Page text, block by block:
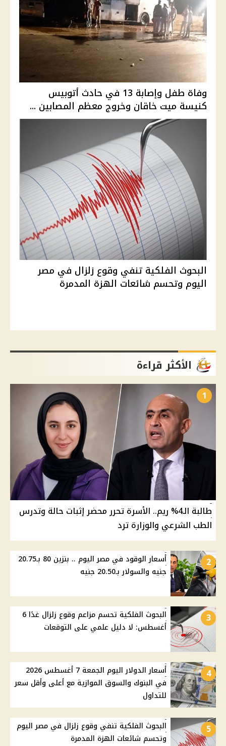
وفاة طفل وإصابة 13 في حادث أتوبيس
كنيسة ميت خاقان وخروج معظم المصابين ...
البحوث الفلكية تنفي وقوع زلزال في مصر
اليوم وتحسم شائعات الهزة المدمرة
الأكثر قراءة
1
طالبة الـ4% ريم.. الأسرة تحرر محضر إثبات حالة وتدرس
الطب الشرعي والوزارة ترد
2
أسعار الوقود في مصر اليوم .. بنزين 80 بـ20.75
جنيه والسولار بـ20.50 جنيه
3
البحوث الفلكية تحسم مزاعم وقوع زلزال غدًا 6
أغسطس: لا دليل علمي على التوقعات
4
أسعار الدولار اليوم الجمعة 7 أغسطس 2026
في البنوك والسوق الموازية مع أعلى وأقل سعر
للتداول
5
البحوث الفلكية تنفي وقوع زلزال في مصر اليوم
وتحسم شائعات الهزة المدمرة